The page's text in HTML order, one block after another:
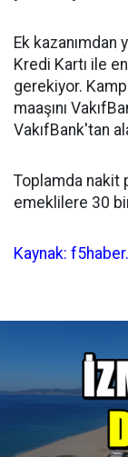
Ek kazanımdan
Kredi Kartı ile
gerekiyor.
maaşını
VakıfBank'tan
Toplamda nakit
emeklilere 30
Kaynak: